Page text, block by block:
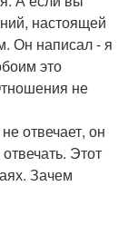
настоящей
Он написал - я
это
не
отвечает, он
Этот
Зачем